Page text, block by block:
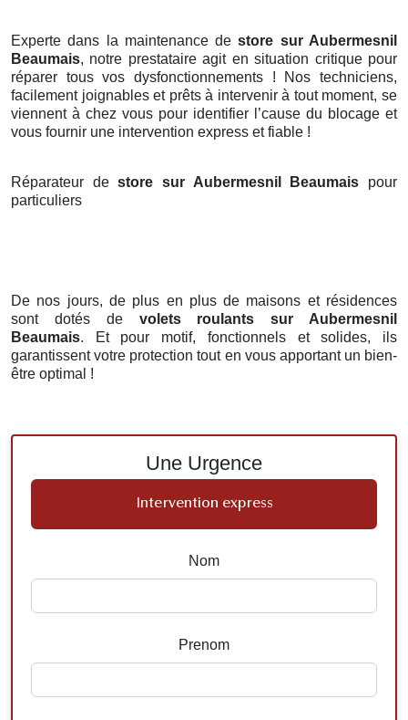
Experte dans la maintenance destore sur Aubermesnil
Beaumais, notre prestataire agit en situation critique pour
réparer tous vos dysfonctionnements ! Nos techniciens,
facilement joignables et prêts à intervenir à tout moment, se
viennent à chez vous pour identifier l’cause du blocage et
vous fournir une intervention express et fiable !
Réparateur destore sur Aubermesnil Beaumais pour
particuliers
De nos jours, de plus en plus de maisons et résidences
sont dotés de volets roulants
sur Aubermesnil
Beaumais. Et pour motif, fonctionnels et solides, ils
garantissent votre protection tout en vous apportant un bien-
être optimal !
Une Urgence
Intervention express
Nom
Prenom